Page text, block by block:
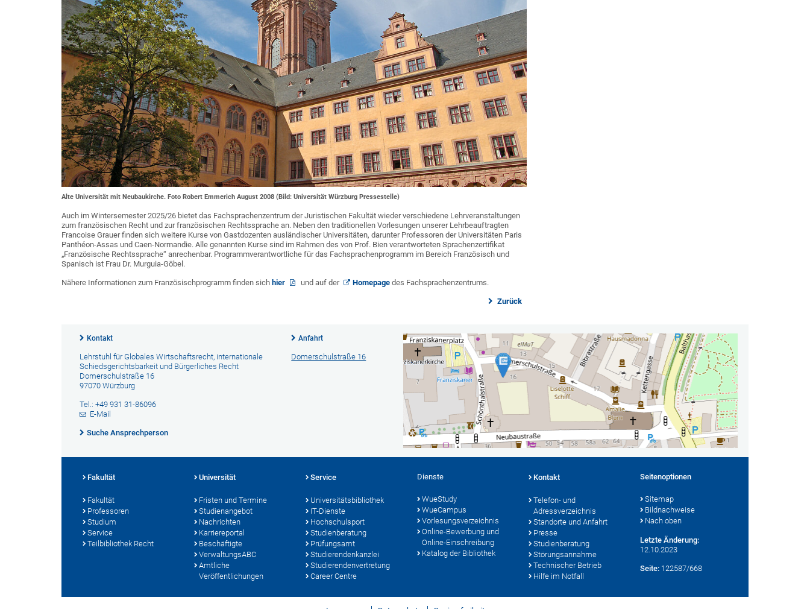
Alte Universität mit Neubaukirche. Foto Robert Emmerich August 2008 (Bild: Universität Würzburg Pressestelle)
Auch im Wintersemester 2025/26 bietet das Fachsprachenzentrum der Juristischen Fakultät wieder verschiedene Lehrveranstaltungen
zum französischen Recht und zur französischen Rechtssprache an. Neben den traditionellen Vorlesungen unserer Lehrbeauftragten
Francoise Grauer finden sich weitere Kurse von Gastdozenten ausländischer Universitäten, darunter Professoren der Universitäten Paris
Panthéon-Assas und Caen-Normandie. Alle genannten Kurse sind im Rahmen des von Prof. Bien verantworteten Sprachenzertifikat
„Französische Rechtssprache“ anrechenbar. Programmverantwortliche für das Fachsprachenprogramm im Bereich Französisch und
Spanisch ist Frau Dr. Murguia-Göbel.
Nähere Informationen zum Französischprogramm finden sich hier und auf der Homepagedes Fachsprachenzentrums.
Zurück
Kontakt
Lehrstuhl für Globales Wirtschaftsrecht, internationale
Schiedsgerichtsbarkeit und Bürgerliches Recht
Domerschulstraße 16
97070 Würzburg
Tel.: +49 931 31-86096
E-Mail
Suche Ansprechperson
Anfahrt
Domerschulstraße 16
Fakultät
Fakultät
Professoren
Studium
Service
Teilbibliothek Recht
Universität
Fristen und Termine
Studienangebot
Nachrichten
Karriereportal
Beschäftigte
VerwaltungsABC
Amtliche
Veröffentlichungen
Service
Universitätsbibliothek
IT-Dienste
Hochschulsport
Studienberatung
Prüfungsamt
Studierendenkanzlei
Studierendenvertretung
Career Centre
Dienste
WueStudy
WueCampus
Vorlesungsverzeichnis
Online-Bewerbung und
Online-Einschreibung
Katalog der Bibliothek
Kontakt
Telefon- und
Adressverzeichnis
Standorte und Anfahrt
Presse
Studienberatung
Störungsannahme
Technischer Betrieb
Hilfe im Notfall
Seitenoptionen
Sitemap
Bildnachweise
Nach oben
Letzte Änderung:
12.10.2023
Seite: 122587/668